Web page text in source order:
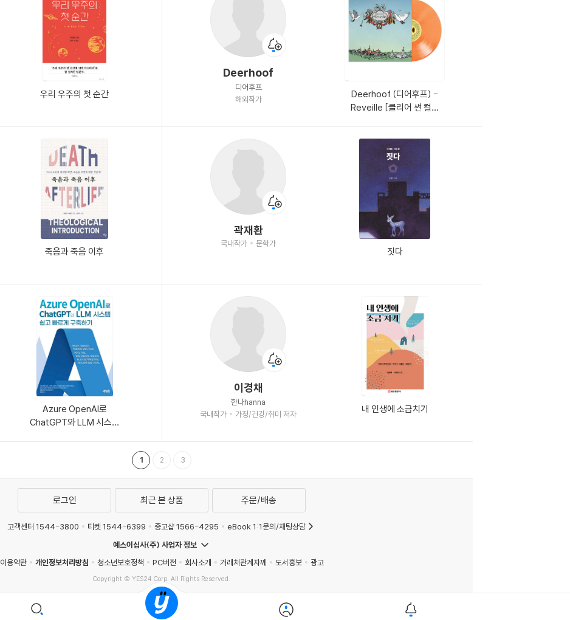
우리 우주의 첫 순간
Deerhoof
디어후프
해외작가
Deerhoof (디어후프) -
Reveille [클리어 썬 컬러
죽음과 죽음 이후
곽재환
국내작가 문학가
짓다
Azure OpenAI로
ChatGPT와 LLM 시스템
이경채
한나hanna
국내작가
가정/건강/취미 저자 내 인생에 소금치기
1 2 3
로그인 최근 본 상품 주문/배송
고객센터 1544-3800 티켓 1544-6399 중고샵 1566-4295
eBook 1:1문의/채팅상담
예스이십사(주) 사업자 정보
이용약관
개인정보처리방침 청소년보호정책 PC버전 회사소개 거래처관계자께 도서홍보 광고
Copyright © YES24 Corp. All Rights Reserved.